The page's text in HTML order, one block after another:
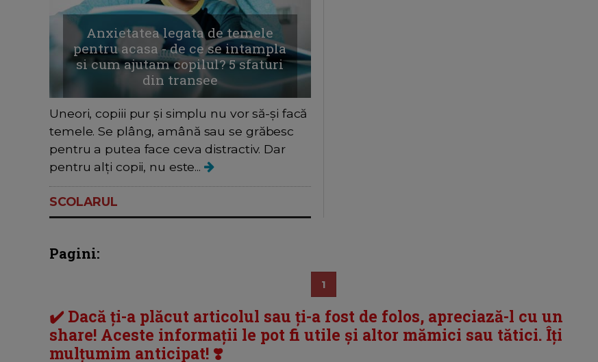
Anxietatea legata de temele
pentru acasa - de ce se intampla
si cum ajutam copilul? 5 sfaturi
din transee
Uneori, copiii pur și simplu nu vor să-și facă
temele. Se plâng, amână sau se grăbesc
pentru a putea face ceva distractiv. Dar
pentru alți copii, nu este...
SCOLARUL
Pagini:
1
✔️ Dacă ți-a plăcut articolul sau ți-a fost de folos, apreciază-l cu un
share! Aceste informații le pot fi utile și altor mămici sau tătici. Îți
mulțumim anticipat! ❣️